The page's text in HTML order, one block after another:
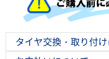
タイヤ交換・取り付